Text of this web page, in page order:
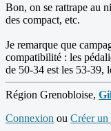
Bon, on se rattrape au
des compact, etc.
Je remarque que
compatibilité : les
de 50-34 est les 53-39,
Région Grenobloise,
Connexion ou Créer un